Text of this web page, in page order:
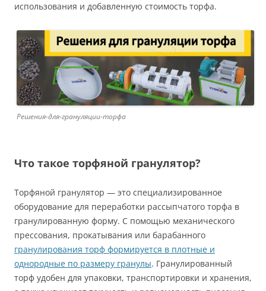
использования и добавленную стоимость торфа.
Решения-для-грануляции-торфа
Что такое торфяной гранулятор?
Торфяной гранулятор — это специализированное
оборудование для переработки рассыпчатого торфа в
гранулированную форму. С помощью механического
прессования, прокатывания или барабанного
гранулирования торф формируется в плотные и
однородные по размеру гранулы. Гранулированный
торф удобен для упаковки, транспортировки и хранения,